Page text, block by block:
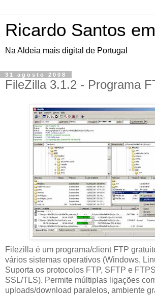
Ricardo Santos
Na Aldeia mais digital de Portugal
31 agosto 2008
FileZilla 3.1.2 - Programa
Filezilla é um programa/client FTP
vários sistemas operativos (Windows,
Suporta os protocolos FTP, SFTP e
SSL/TLS). Permite múltiplas ligações
uploads/download paralelos, ambiente